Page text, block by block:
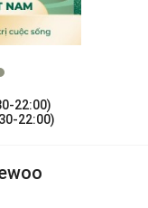
22:00)
22:00)